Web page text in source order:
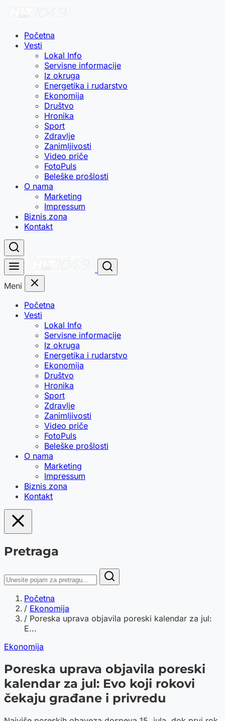
Početna
Vesti
Lokal Info
Servisne informacije
Iz okruga
Energetika i rudarstvo
Ekonomija
Društvo
Hronika
Sport
Zdravlje
Zanimljivosti
Video priče
FotoPuls
Beleške prošlosti
O nama
Marketing
Impressum
Biznis zona
Kontakt
Meni
Početna
Vesti
Lokal Info
Servisne informacije
Iz okruga
Energetika i rudarstvo
Ekonomija
Društvo
Hronika
Sport
Zdravlje
Zanimljivosti
Video priče
FotoPuls
Beleške prošlosti
O nama
Marketing
Impressum
Biznis zona
Kontakt
Pretraga
Početna
/ Ekonomija
/ Poreska uprava objavila poreski kalendar za jul:
E...
Ekonomija
Poreska uprava objavila poreski
kalendar za jul: Evo koji rokovi
čekaju građane i privredu